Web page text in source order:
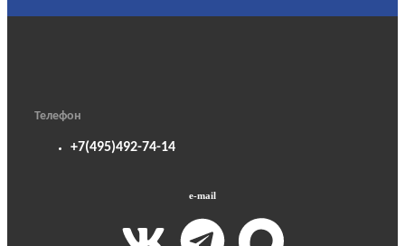
Телефон
+7(495)492-74-14
e-mail